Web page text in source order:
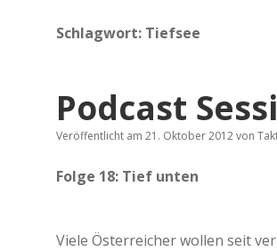
Schlagwort: Tiefsee
Podcast
Veröffentlicht am 21. Oktober 2012von
Folge 18: Tief unten
Viele Österreicher wollen seit